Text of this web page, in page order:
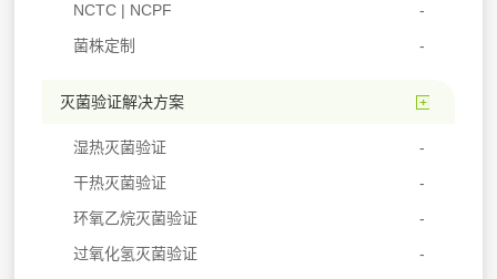
NCTC | NCPF
菌株定制
灭菌验证解决方案
湿热灭菌验证
干热灭菌验证
环氧乙烷灭菌验证
过氧化氢灭菌验证